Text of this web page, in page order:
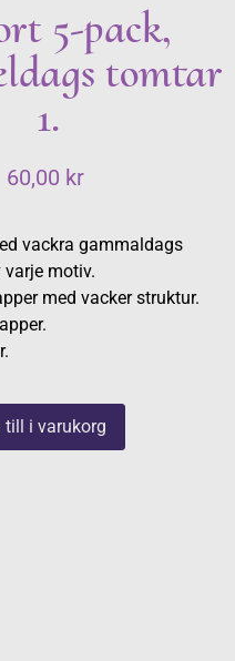
5-pack,
tomtar
1.
60,00 kr
vackra gammaldags
motiv.
med vacker struktur.
till i varukorg